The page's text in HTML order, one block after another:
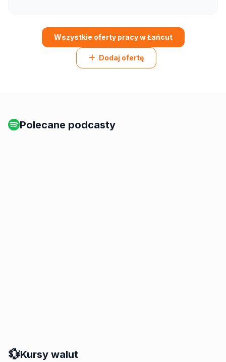
Wszystkie oferty pracy w Łańcut
Dodaj ofertę
Polecane podcasty
💱Kursy walut